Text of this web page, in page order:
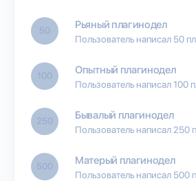
50 Рьяный плагинодел
Пользователь написал 50
100 Опытный плагинодел
Пользователь написал 100
250 Бывалый плагинодел
Пользователь написал 250
500 Матерый плагинодел
Пользователь написал 500